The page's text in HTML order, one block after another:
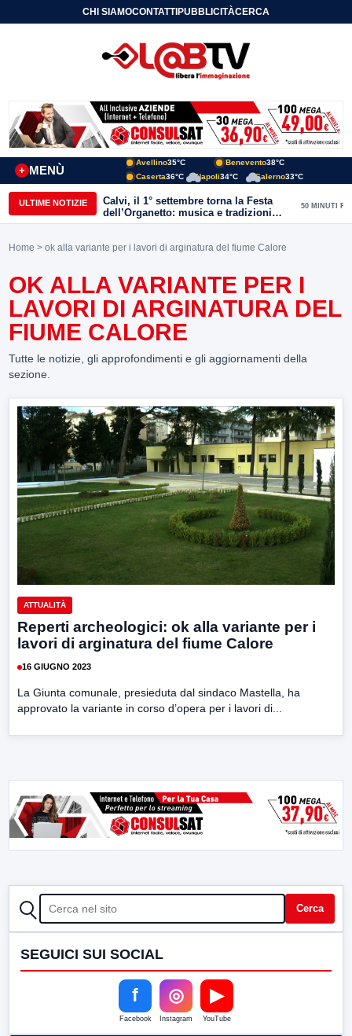
CHI SIAMOCONTATTIPUBBLICITÀCERCA
MENÙ
+
Avellino35°C Benevento38°C
Caserta36°C Napoli34°C Salerno33°C
ULTIME NOTIZIE
Calvi, il 1° settembre torna la Festa
dell’Organetto: musica e tradizioni
popolari dell’entroterra
50 MINUTI FA
Home > ok alla variante per i lavori di arginatura del fiume Calore
OK ALLA VARIANTE PER I
LAVORI DI ARGINATURA DEL
FIUME CALORE
Tutte le notizie, gli approfondimenti e gli aggiornamenti della
sezione.
ATTUALITÀ
Reperti archeologici: ok alla variante per i
lavori di arginatura del fiume Calore
16 GIUGNO 2023
La Giunta comunale, presieduta dal sindaco Mastella, ha
approvato la variante in corso d’opera per i lavori di...
CERCA Cerca
SEGUICI SUI SOCIAL
f
Facebook
◎
Instagram
▶
YouTube